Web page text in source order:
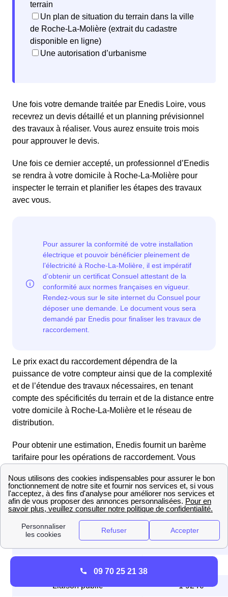
terrain
Un plan de situation du terrain dans la ville
de Roche-La-Molière (extrait du cadastre
disponible en ligne)
Une autorisation d’urbanisme
Une fois votre demande traitée par Enedis Loire, vous
recevrez un devis détaillé et un planning prévisionnel
des travaux à réaliser. Vous aurez ensuite trois mois
pour approuver le devis.
Une fois ce dernier accepté, un professionnel d’Enedis
se rendra à votre domicile à Roche-La-Molière pour
inspecter le terrain et planifier les étapes des travaux
avec vous.
Le prix exact du raccordement dépendra de la
puissance de votre compteur ainsi que de la complexité
et de l’étendue des travaux nécessaires, en tenant
compte des spécificités du terrain et de la distance entre
votre domicile à Roche-La-Molière et le réseau de
distribution.
Pour obtenir une estimation, Enedis fournit un barème
tarifaire pour les opérations de raccordement. Vous
Grille tarifaire pour un branchement au
électrique par Enedis inf. 36kVA
🔌 Type de branchement Prix HT en €
Liaison public 1 924€
09 70 25 21 38